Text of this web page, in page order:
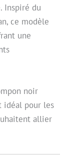
Inspiré du
ce modèle
une
noir
idéal pour les
allier